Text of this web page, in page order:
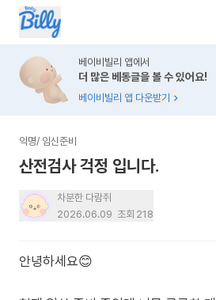
베이비빌리 앱에서
더 많은 베동글을 볼 수 있어요!
베이비빌리 앱 다운받기
익명/ 임신준비
산전검사 걱정 입니다.
차분한 다람쥐
2026.06.09 조회 218
안녕하세요😊